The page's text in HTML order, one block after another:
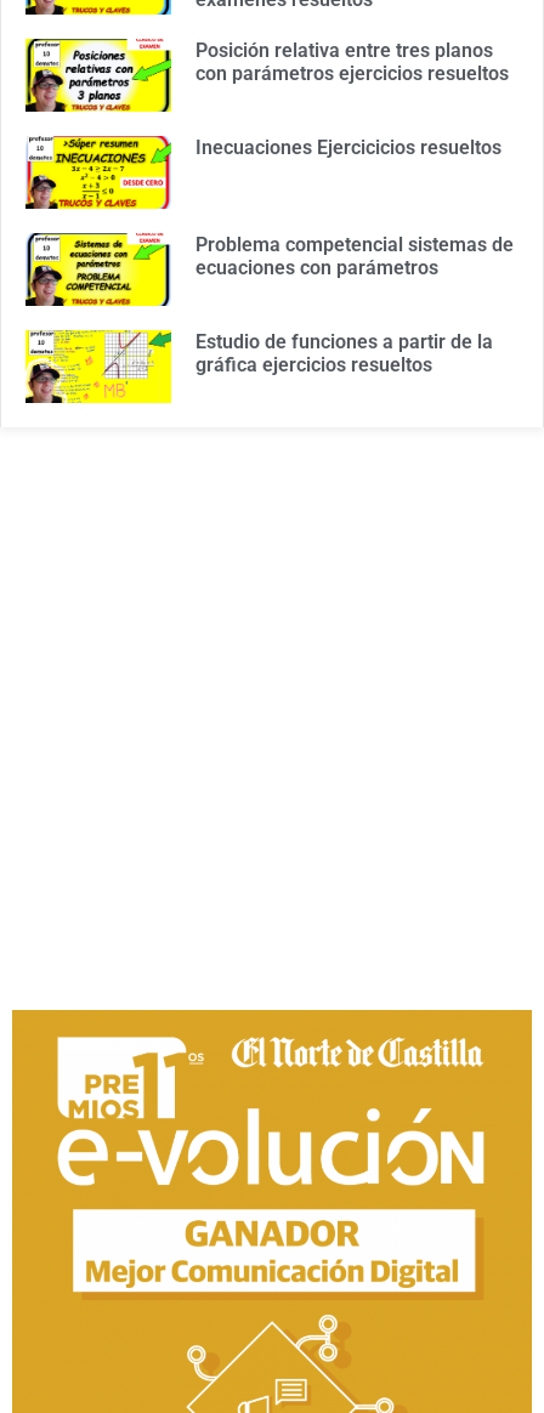
Posición relativa entre tres planos
con parámetros ejercicios resueltos
Inecuaciones Ejercicicios resueltos
Problema competencial sistemas de
ecuaciones con parámetros
Estudio de funciones a partir de la
gráfica ejercicios resueltos